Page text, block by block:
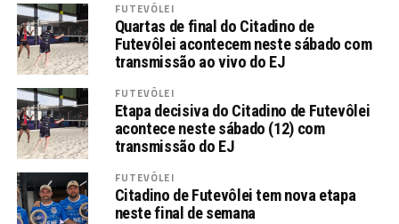
FUTEVÔLEI
Quartas de final do Citadino de
Futevôlei acontecem neste sábado com
transmissão ao vivo do EJ
FUTEVÔLEI
Etapa decisiva do Citadino de Futevôlei
acontece neste sábado (12) com
transmissão do EJ
FUTEVÔLEI
Citadino de Futevôlei tem nova etapa
neste final de semana